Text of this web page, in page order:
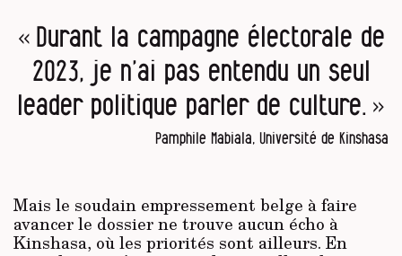
« Durant la campagne électorale de
2023, je n’ai pas entendu un seul
leader politique parler de culture. »
Pamphile Mabiala, Université de Kinshasa
Mais le soudain empressement belge à faire
avancer le dossier ne trouve aucun écho à
Kinshasa, où les priorités sont ailleurs. En